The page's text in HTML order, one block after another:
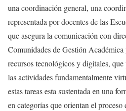
una coordinación general, una
representada por docentes de las
que asegura la comunicación con
Comunidades de Gestión
recursos tecnológicos y digitales,
las actividades fundamentalmente
estas tareas esta sustentada en una
en categorías que orientan el